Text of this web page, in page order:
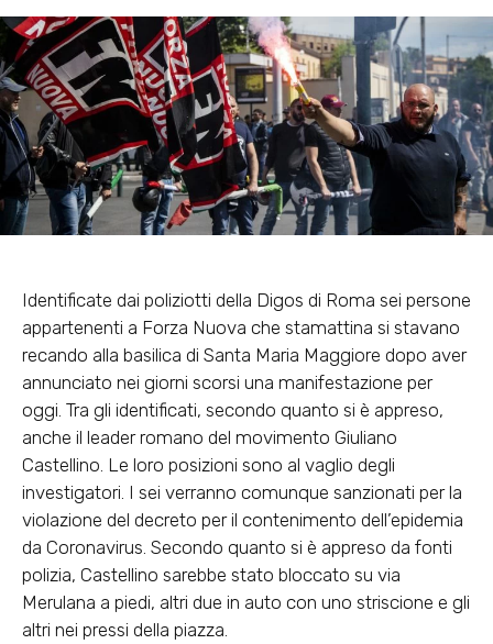
Identificate dai poliziotti della Digos di Roma sei persone
appartenenti a Forza Nuova che stamattina si stavano
recando alla basilica di Santa Maria Maggiore dopo aver
annunciato nei giorni scorsi una manifestazione per
oggi. Tra gli identificati, secondo quanto si è appreso,
anche il leader romano del movimento Giuliano
Castellino. Le loro posizioni sono al vaglio degli
investigatori. I sei verranno comunque sanzionati per la
violazione del decreto per il contenimento dell’epidemia
da Coronavirus. Secondo quanto si è appreso da fonti
polizia, Castellino sarebbe stato bloccato su via
Merulana a piedi, altri due in auto con uno striscione e gli
altri nei pressi della piazza.